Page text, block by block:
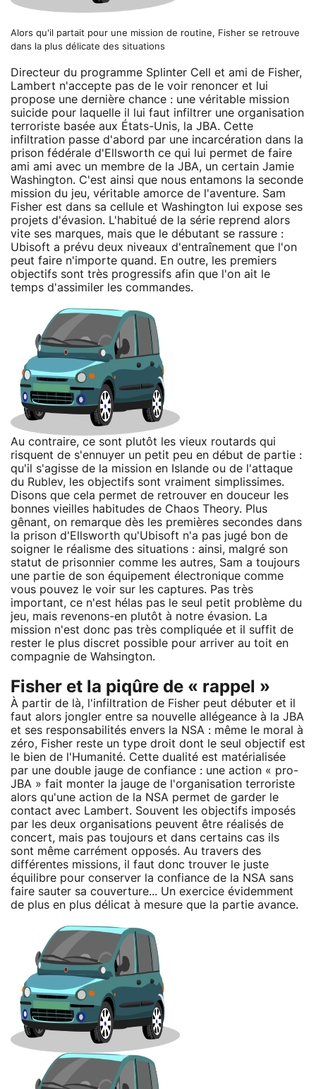
Alors qu'il partait pour une mission de routine, Fisher se retrouve
dans la plus délicate des situations
Directeur du programme Splinter Cell et ami de Fisher,
Lambert n'accepte pas de le voir renoncer et lui
propose une dernière chance : une véritable mission
suicide pour laquelle il lui faut infiltrer une organisation
terroriste basée aux États-Unis, la JBA. Cette
infiltration passe d'abord par une incarcération dans la
prison fédérale d'Ellsworth ce qui lui permet de faire
ami ami avec un membre de la JBA, un certain Jamie
Washington. C'est ainsi que nous entamons la seconde
mission du jeu, véritable amorce de l'aventure. Sam
Fisher est dans sa cellule et Washington lui expose ses
projets d'évasion. L'habitué de la série reprend alors
vite ses marques, mais que le débutant se rassure :
Ubisoft a prévu deux niveaux d'entraînement que l'on
peut faire n'importe quand. En outre, les premiers
objectifs sont très progressifs afin que l'on ait le
temps d'assimiler les commandes.
Au contraire, ce sont plutôt les vieux routards qui
risquent de s'ennuyer un petit peu en début de partie :
qu'il s'agisse de la mission en Islande ou de l'attaque
du Rublev, les objectifs sont vraiment simplissimes.
Disons que cela permet de retrouver en douceur les
bonnes vieilles habitudes de Chaos Theory. Plus
gênant, on remarque dès les premières secondes dans
la prison d'Ellsworth qu'Ubisoft n'a pas jugé bon de
soigner le réalisme des situations : ainsi, malgré son
statut de prisonnier comme les autres, Sam a toujours
une partie de son équipement électronique comme
vous pouvez le voir sur les captures. Pas très
important, ce n'est hélas pas le seul petit problème du
jeu, mais revenons-en plutôt à notre évasion. La
mission n'est donc pas très compliquée et il suffit de
rester le plus discret possible pour arriver au toit en
compagnie de Wahsington.
Fisher et la piqûre de « rappel »
À partir de là, l'infiltration de Fisher peut débuter et il
faut alors jongler entre sa nouvelle allégeance à la JBA
et ses responsabilités envers la NSA : même le moral à
zéro, Fisher reste un type droit dont le seul objectif est
le bien de l'Humanité. Cette dualité est matérialisée
par une double jauge de confiance : une action « pro-
JBA » fait monter la jauge de l'organisation terroriste
alors qu'une action de la NSA permet de garder le
contact avec Lambert. Souvent les objectifs imposés
par les deux organisations peuvent être réalisés de
concert, mais pas toujours et dans certains cas ils
sont même carrément opposés. Au travers des
différentes missions, il faut donc trouver le juste
équilibre pour conserver la confiance de la NSA sans
faire sauter sa couverture... Un exercice évidemment
de plus en plus délicat à mesure que la partie avance.